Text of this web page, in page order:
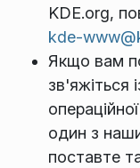
KDE.org,
kde-
Якщо вам
зв'яжіться
один з
поставте